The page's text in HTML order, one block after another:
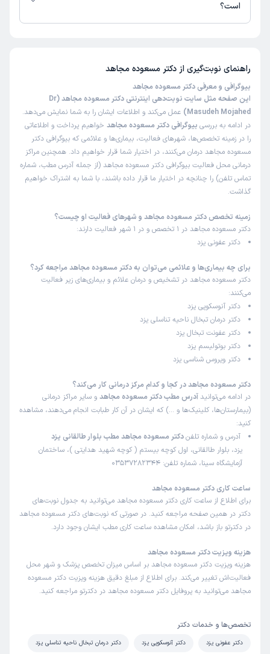
حفظشون کنه . از این انسانها کم داریم.
علت مراجعه: عفونت‌های قارچی عمیق
کاربر دکترتو
این پزشک را پیشنهاد میکنم
زمان انتظار:0-15 دقیقه
پیشنهاد می شوند.
رویا
نوبت مطب از دکترتو
این پزشک را پیشنهاد میکنم
زمان انتظار:بیش از 90 دقیقه
این پزشک را پیشنهاد میکنم
زمان انتظار:
15-45 دقیقه
عالی
محمد حسن
نوبت مطب از دکترتو
این پزشک را پیشنهاد میکنم
زمان انتظار:15-45 دقیقه
است؟
راهنمای نوبت‌گیری از دکتر مسعوده مجاهد
بیوگرافی و معرفی دکتر مسعوده مجاهد
این صفحه مثل سایت نوبت‌دهی اینترنتی دکتر مسعوده مجاهد (Dr
Masudeh Mojahed)
عمل می‌کند و اطلاعات ایشان را به شما نمایش می‌دهد.
در ادامه به بررسی بیوگرافی دکتر مسعوده مجاهد خواهیم پرداخت و اطلاعاتی
را در زمینه تخصص‌ها، شهرهای فعالیت، بیماری‌ها و علائمی که بیوگرافی دکتر
مسعوده مجاهد درمان می‌کنند، در اختیار شما قرار خواهیم داد. همچنین مراکز
درمانی محل فعالیت بیوگرافی دکتر مسعوده مجاهد (از جمله آدرس مطب، شماره
تماس تلفن) را چنانچه در اختیار ما قرار داده باشند، با شما به اشتراک خواهیم
گذاشت.
زمینه تخصص دکتر مسعوده مجاهد و شهرهای فعالیت او چیست؟
دکتر مسعوده مجاهد در 1 تخصص و در 1 شهر فعالیت دارند:
دکتر عفونی یزد
برای چه بیماری‌ها و علائمی می‌توان به دکتر مسعوده مجاهد مراجعه کرد؟
دکتر مسعوده مجاهد در تشخیص و درمان علائم و بیماری‌های زیر فعالیت
می‌کنند:
دکتر آنوسکوپی یزد
دکتر درمان تبخال ناحیه تناسلی یزد
دکتر عفونت تبخال یزد
دکتر بوتولیسم یزد
دکتر ویروس شناسی یزد
دکتر مسعوده مجاهد در کجا و کدام مرکز درمانی کار می‌کند؟
در ادامه می‌توانید آدرس مطب دکتر مسعوده مجاهد و سایر مراکز درمانی
(بیمارستان‌ها، کلینیک‌ها و …) که ایشان در آن کار طبابت انجام می‌دهند، مشاهده
کنید:
آدرس و شماره تلفندکتر مسعوده مجاهد مطب بلوار طالقانی یزد
یزد، بلوار طالقانی، اول کوچه بیستم ( کوچه شهید هدایتی )، ساختمان
آزمایشگاه سینا، شماره تلفن: 03537282344
ساعت کاری دکتر مسعوده مجاهد
برای اطلاع از ساعت کاری دکتر مسعوده مجاهد می‌توانید به جدول نوبت‌های
دکتر در همین صفحه مراجعه کنید. در صورتی که نوبت‌های دکتر مسعوده مجاهد
در دکترتو باز باشد، امکان مشاهده ساعت کاری مطب ایشان وجود دارد.
هزینه ویزیت دکتر مسعوده مجاهد
هزینه ویزیت دکتر مسعوده مجاهد بر اساس میزان تخصص پزشک و شهر محل
فعالیت‌اش تغییر می‌کند. برای اطلاع از مبلغ دقیق هزینه ویزیت دکتر مسعوده
مجاهد می‌توانید به پروفایل دکتر مسعوده مجاهد در دکترتو مراجعه کنید.
تخصص‌ها و خدمات دکتر
دکتر عفونی یزد دکتر آنوسکوپی یزد دکتر درمان تبخال ناحیه تناسلی یزد